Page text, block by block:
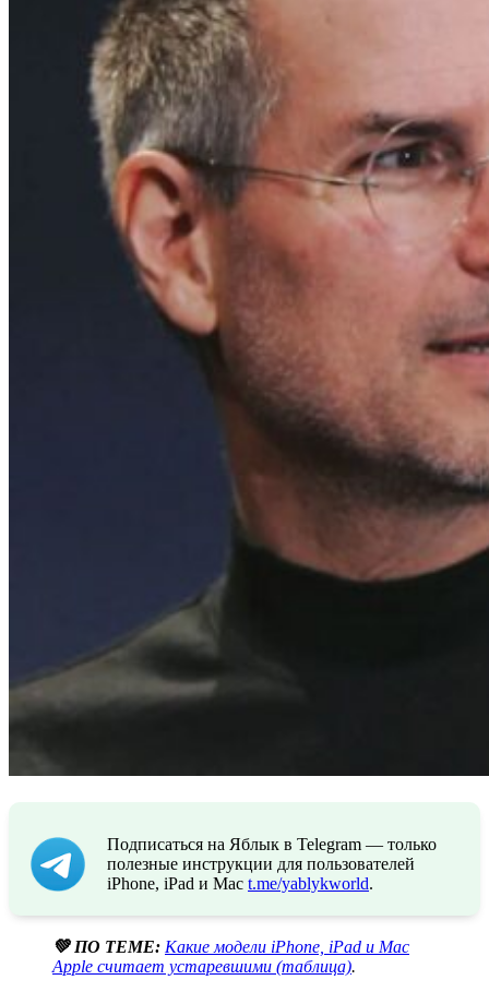
Подписаться на Яблык в Telegram — только
полезные инструкции для пользователей
iPhone, iPad и Mac t.me/yablykworld.
💚 ПО ТЕМЕ: Какие модели iPhone, iPad и Mac
Apple считает устаревшими (таблица).